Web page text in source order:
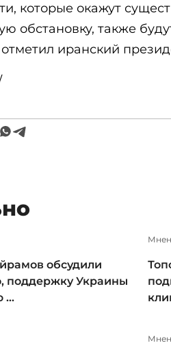
которые окажут
обстановку, также
иранский
обсудили
поддержку Украины
...